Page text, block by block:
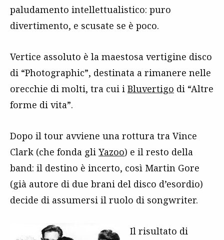
paludamento intellettualistico: puro
divertimento, e scusate se è poco.
Vertice assoluto è la maestosa vertigine disco
di “Photographic”, destinata a rimanere nelle
orecchie di molti, tra cui i Bluvertigo di “Altre
forme di vita”.
Dopo il tour avviene una rottura tra Vince
Clark (che fonda gli Yazoo) e il resto della
band: il destino è incerto, così Martin Gore
(già autore di due brani del disco d’esordio)
decide di assumersi il ruolo di songwriter.
Il risultato di